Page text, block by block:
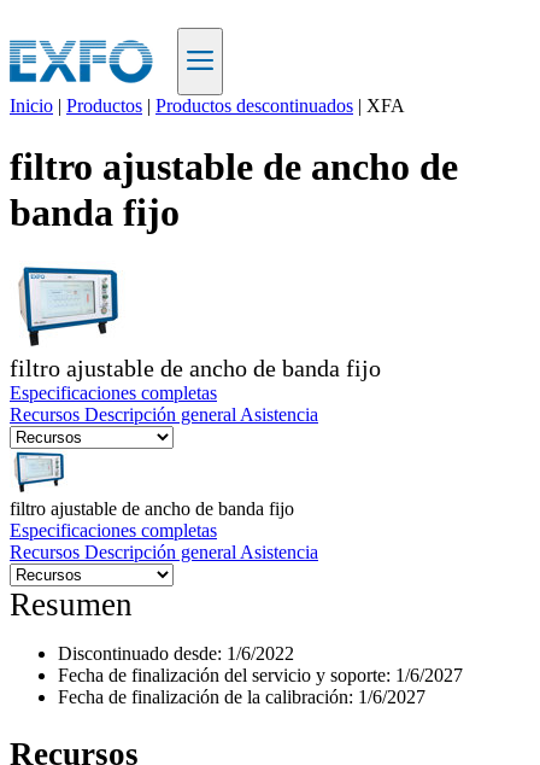
Productos
Soluciones
Asistencia
Cómo
comprar
Recursos
Contacto
RegistrarseIniciar
sesión
Empresa
Carreras
Socios
Proveedores
Inicio | Productos | Productos descontinuados | XFA
filtro ajustable de ancho de
banda fijo
filtro ajustable de ancho de banda fijo
Especificaciones completas
Recursos Descripción general Asistencia
filtro ajustable de ancho de banda fijo
Especificaciones completas
Recursos Descripción general Asistencia
Resumen
Discontinuado desde: 1/6/2022
Fecha de finalización del servicio y soporte: 1/6/2027
Fecha de finalización de la calibración: 1/6/2027
Recursos